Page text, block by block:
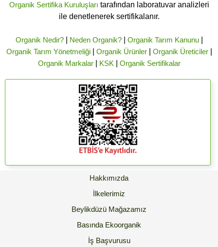
Organik Sertifika Kuruluşları tarafından laboratuvar analizleri
ile denetlenerek sertifikalanır.
Organik Nedir?| Neden Organik?| Organik Tarım Kanunu|
Organik Tarım Yönetmeliği| Organik Ürünler| Organik Üreticiler|
Organik Markalar| KSK Organik Sertifikalar
Hakkımızda
İlkelerimiz
Beylikdüzü Mağazamız
Basında Ekoorganik
İş Başvurusu